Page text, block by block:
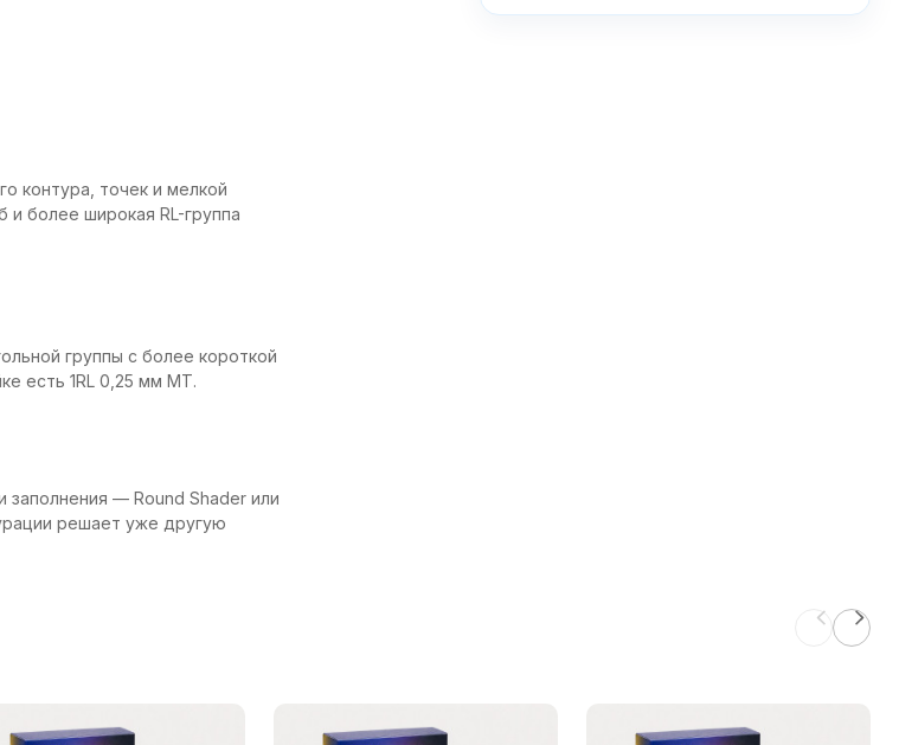
контура, точек и мелкой
более широкая RL-группа
группы с более короткой
есть 1RL 0,25 мм MT.
— Round Shader или
решает уже другую